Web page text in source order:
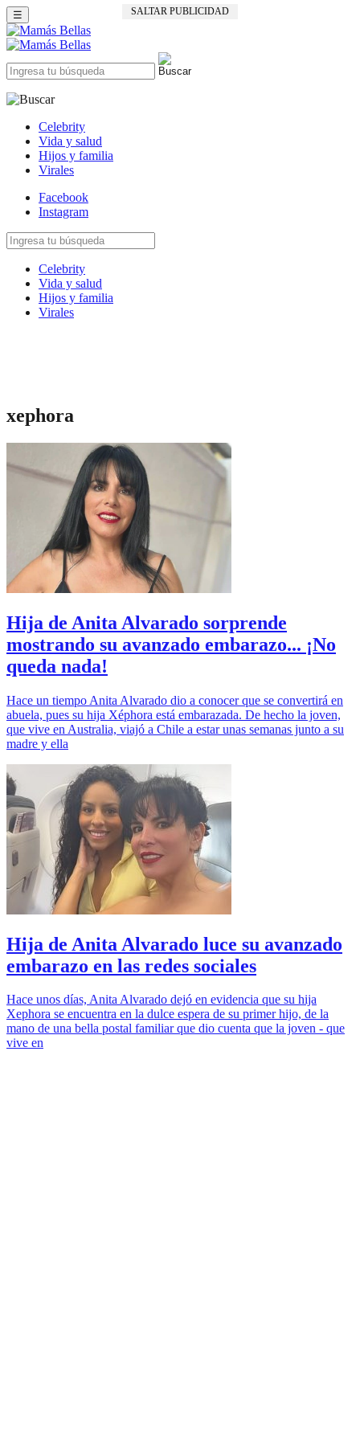
SALTAR PUBLICIDAD
☰
Celebrity
Vida y salud
Hijos y familia
Virales
Facebook
Instagram
Celebrity
Vida y salud
Hijos y familia
Virales
xephora
Hija de Anita Alvarado sorprende
mostrando su avanzado embarazo... ¡No
queda nada!
Hace un tiempo Anita Alvarado dio a conocer que se convertirá en
abuela, pues su hija Xéphora está embarazada. De hecho la joven,
que vive en Australia, viajó a Chile a estar unas semanas junto a su
madre y ella
Hija de Anita Alvarado luce su avanzado
embarazo en las redes sociales
Hace unos días, Anita Alvarado dejó en evidencia que su hija
Xephora se encuentra en la dulce espera de su primer hijo, de la
mano de una bella postal familiar que dio cuenta que la joven - que
vive en